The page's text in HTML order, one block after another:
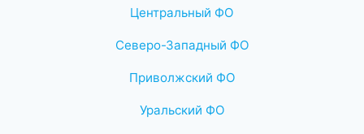
Центральный ФО
Северо-Западный ФО
Приволжский ФО
Уральский ФО